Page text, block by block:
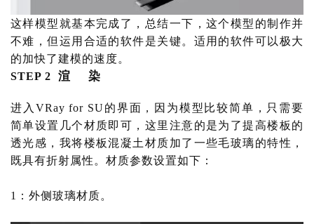
这样模型就基本完成了，总结一下，这个模型的制作并
不难，但运用合适的软件是关键。适用的软件可以极大
的加快了建模的速度。
STEP 2 渲 染
进入 VRay for SU的界面，因为模型比较简单，只需要
简单设置几个材质即可，这里注意的是为了提高楼板的
透光感，我将楼板混凝土材质加了一些毛玻璃的特性，
既具有折射属性。材质参数设置如下：
1：外侧玻璃材质。